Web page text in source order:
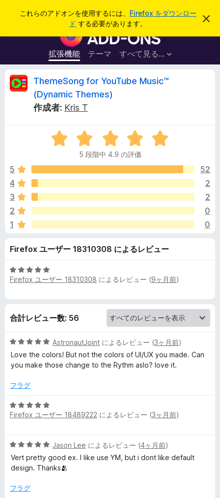
これらのアドオンを使用するには、 Firefox をダウンロー
ド する必要があります。
こ
を
F
i
r
e
x
ウ
ザ
ー
ド
オ
ン
拡張機能 テーマ すべて見る...
ログイン
T
h
e
S
o
n
g
o
r
Y
u
T
u
ThemeSong for YouTube Music™
(Dynamic Themes)
作成者: Kris T
5
段
中
.
の
価
5 段階中 4.9 の評価
5
52
4
2
3
2
2
0
1
0
Firefox ユーザー 18310308 によるレビュー
5
段
の
価
Firefox ユーザー 18310308 によるレビュー (9ヶ月前)
合計レビュー数: 56
5
段
階
5
評
価
AstronautJoint によるレビュー (3ヶ月前)
Love the colors! But not the colors of UI/UX you made. Can
you make those change to the Rythm aslo? love it.
フラグ
5
段
5
の
評
Firefox ユーザー 18489222 によるレビュー (3ヶ月前)
5
段
階
5
Jason Lee によるレビュー (4ヶ月前)
Vert pretty good ex. I like use YM, but i dont like default
design. Thanks🫂
フラグ